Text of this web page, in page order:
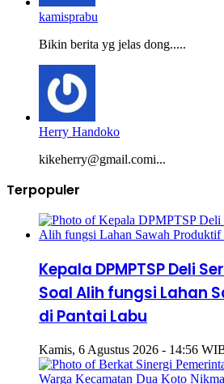
Kepala DPMPTSP Deli
Soal Alih fungsi Lahan
di Pantai Labu
Kamis, 6 Agustus 2026 - 14:56